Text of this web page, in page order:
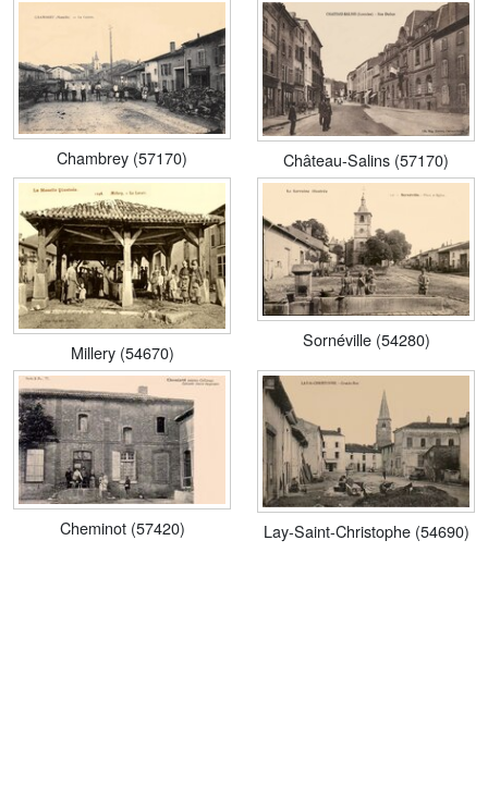
Chambrey (57170) Château-Salins (57170)
Millery (54670)
Sornéville (54280)
Cheminot (57420) Lay-Saint-Christophe (54690)